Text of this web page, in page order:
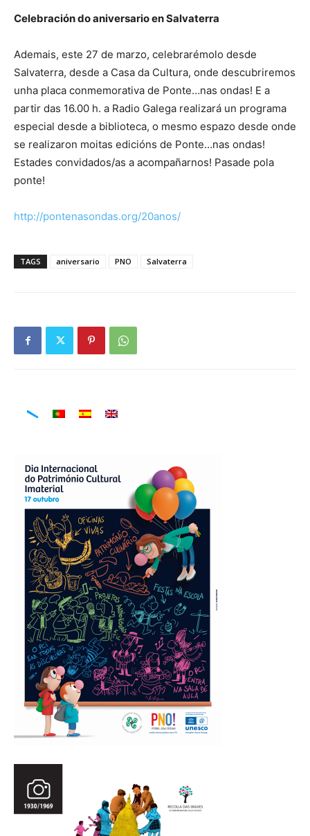
Celebración do aniversario en Salvaterra
Ademais, este 27 de marzo, celebrarémolo desde
Salvaterra, desde a Casa da Cultura, onde descubriremos
unha placa conmemorativa de Ponte…nas ondas! E a
partir das 16.00 h. a Radio Galega realizará un programa
especial desde a biblioteca, o mesmo espazo desde onde
se realizaron moitas edicións de Ponte…nas ondas!
Estades convidados/as a acompañarnos! Pasade pola
ponte!
http://pontenasondas.org/20anos/
TAGS aniversario PNO Salvaterra